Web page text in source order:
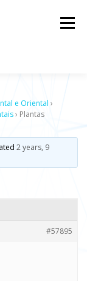
Menu
e Oriental ›
› Plantas
2 years, 9
#57895